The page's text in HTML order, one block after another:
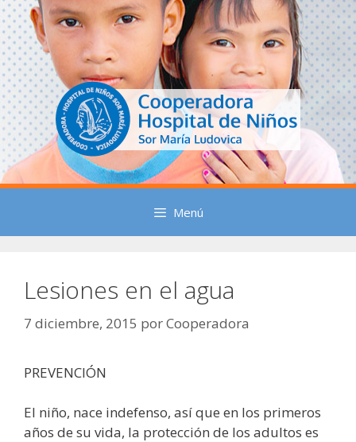
Saltar
al
contenido
Menú
Lesiones en el agua
7 diciembre, 2015 porCooperadora
PREVENCIÓN
El niño, nace indefenso, así que en los primeros
años de su vida, la protección de los adultos es